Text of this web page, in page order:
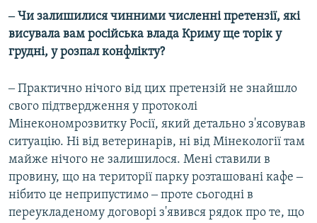
1080p
1080p
‒ Чи залишилися чинними численні претензії, які
висувала вам російська влада Криму ще торік у
грудні, у розпал конфлікту?
‒ Практично нічого від цих претензій не знайшло
свого підтвердження у протоколі
Мінекономрозвитку Росії, який детально з'ясовував
ситуацію. Ні від ветеринарів, ні від Мінекології там
майже нічого не залишилося. Мені ставили в
провину, що на території парку розташовані кафе ‒
нібито це неприпустимо ‒ проте сьогодні в
переукладеному договорі з'явився рядок про те, що